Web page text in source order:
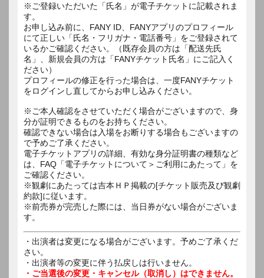
※ご登録いただいた「氏名」が電子チケットに記載されま
す。
お申し込み前に、FANY ID、FANYアプリのプロフィール
にて正しい「氏名・フリガナ・電話番号」をご登録されて
いるかご確認ください。（既存会員の方は「配送先氏
名」、新規会員の方は「FANYチケット氏名」にご記入く
ださい）
プロフィールの修正を行った場合は、一度FANYチケット
をログインし直してからお申し込みください。
※ご本人確認をさせていただく場合がございますので、身
分が証明できるものをお持ちください。
確認できない場合は入場をお断りする場合もございますの
で予めご了承ください。
電子チケットアプリの詳細、有効な身分証明書の種類など
は、FAQ「電子チケットについて＞ご利用にあたって」を
ご確認ください。
※観劇にあたっては吉本ＨＰ掲載の[チケット販売及び観劇
約款]に従います。
※前売券が完売した際には、当日券がない場合がございま
す。
・出演者は変更になる場合がございます。予めご了承くだ
さい。
・出演者等の変更に伴う払戻しは行いません。
・ご当選後の変更・キャンセル（取消し）はできません。